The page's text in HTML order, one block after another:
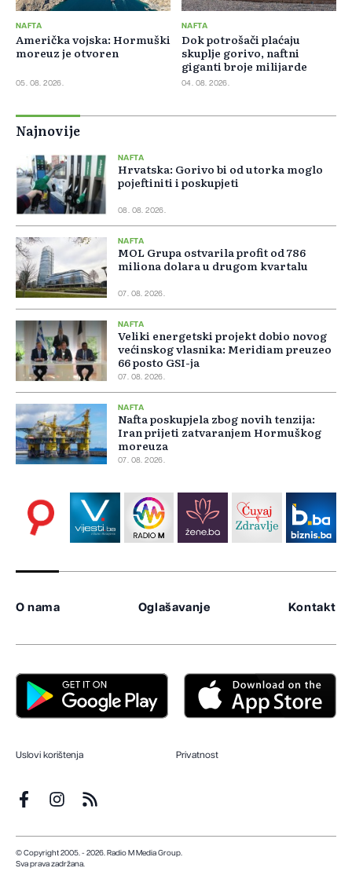
NAFTA
Američka vojska: Hormuški
moreuz je otvoren
05. 08. 2026.
NAFTA
Dok potrošači plaćaju
skuplje gorivo, naftni
giganti broje milijarde
04. 08. 2026.
Najnovije
NAFTA
Hrvatska: Gorivo bi od utorka moglo
pojeftiniti i poskupjeti
08. 08. 2026.
NAFTA
MOL Grupa ostvarila profit od 786
miliona dolara u drugom kvartalu
07. 08. 2026.
NAFTA
Veliki energetski projekt dobio novog
većinskog vlasnika: Meridiam preuzeo
66 posto GSI-ja
07. 08. 2026.
NAFTA
Nafta poskupjela zbog novih tenzija:
Iran prijeti zatvaranjem Hormuškog
moreuza
07. 08. 2026.
O nama Oglašavanje Kontakt
Uslovi korištenja Privatnost
© Copyright 2005. - 2026. Radio M Media Group.
Sva prava zadržana.